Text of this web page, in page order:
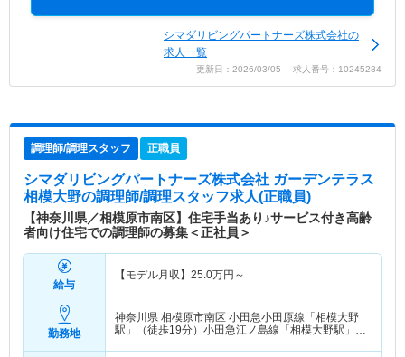
シマダリビングパートナーズ株式会社の
求人一覧
更新日：2026/03/05 求人番号：10245284
調理師/調理スタッフ 正職員
シマダリビングパートナーズ株式会社 ガーデンテラス
相模大野の調理師/調理スタッフ求人(正職員)
【神奈川県／相模原市南区】住宅手当あり♪サービス付き高齢
者向け住宅での調理師の募集＜正社員＞
給与
【モデル月収】 25.0万円～
勤務地
神奈川県 相模原市南区 小田急小田原線「相模大野
駅」（徒歩19分）小田急江ノ島線「相模大野駅」